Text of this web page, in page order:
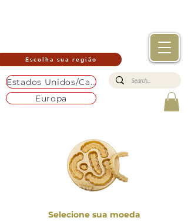
Escolha sua região
Estados Unidos/Canadá
Europa
Selecione sua moeda